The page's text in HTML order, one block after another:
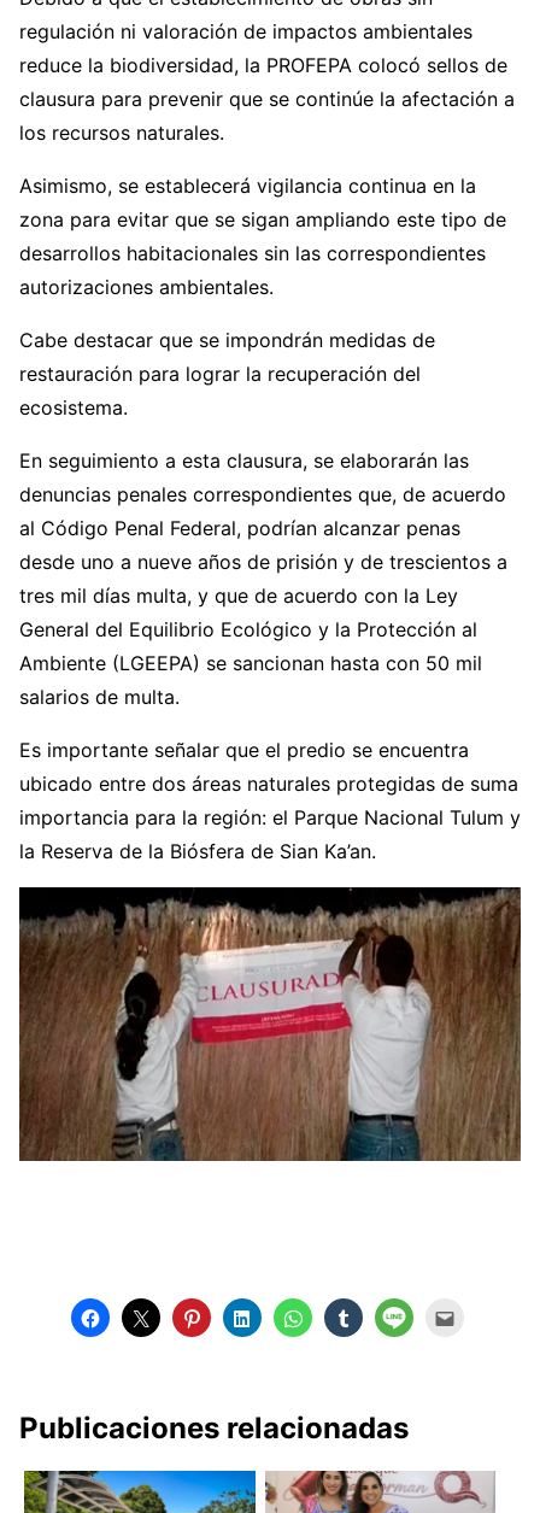
regulación ni valoración de impactos ambientales
reduce la biodiversidad, la PROFEPA colocó sellos de
clausura para prevenir que se continúe la afectación a
los recursos naturales.
Asimismo, se establecerá vigilancia continua en la
zona para evitar que se sigan ampliando este tipo de
desarrollos habitacionales sin las correspondientes
autorizaciones ambientales.
Cabe destacar que se impondrán medidas de
restauración para lograr la recuperación del
ecosistema.
En seguimiento a esta clausura, se elaborarán las
denuncias penales correspondientes que, de acuerdo
al Código Penal Federal, podrían alcanzar penas
desde uno a nueve años de prisión y de trescientos a
tres mil días multa, y que de acuerdo con la Ley
General del Equilibrio Ecológico y la Protección al
Ambiente (LGEEPA) se sancionan hasta con 50 mil
salarios de multa.
Es importante señalar que el predio se encuentra
ubicado entre dos áreas naturales protegidas de suma
importancia para la región: el Parque Nacional Tulum y
la Reserva de la Biósfera de Sian Ka’an.
Publicaciones relacionadas